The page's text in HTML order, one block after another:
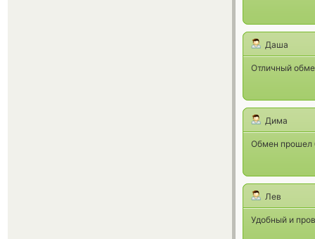
Даша
Отличный
Дима
Обмен прошел
Лев
Удобный и